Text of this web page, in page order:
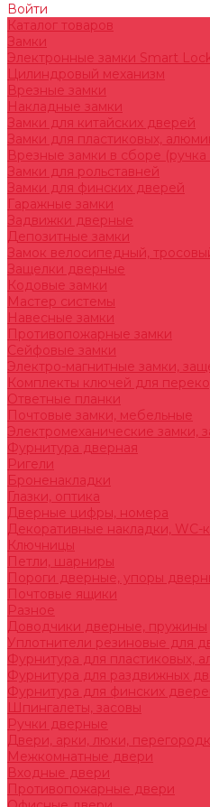
Войти
Каталог товаров
Замки
Электронные замки Smart
Цилиндровый механизм
Врезные замки
Накладные замки
Замки для китайских дверей
Замки для пластиковых,
Врезные замки в сборе
Замки для рольставней
Замки для финских дверей
Гаражные замки
Задвижки дверные
Депозитные замки
Замок велосипедный,
Защелки дверные
Кодовые замки
Мастер системы
Навесные замки
Противопожарные замки
Сейфовые замки
Электро-магнитные замки,
Комплекты ключей для
Ответные планки
Почтовые замки, мебельные
Электромеханические замки,
Фурнитура дверная
Ригели
Броненакладки
Глазки, оптика
Дверные цифры, номера
Декоративные накладки, WC-
Ключницы
Петли, шарниры
Пороги дверные, упоры
Почтовые ящики
Разное
Доводчики дверные, пружины
Уплотнители резиновые для
Фурнитура для пластиковых,
Фурнитура для раздвижных
Фурнитура для финских
Шпингалеты, засовы
Ручки дверные
Двери, арки, люки,
Межкомнатные двери
Входные двери
Противопожарные двери